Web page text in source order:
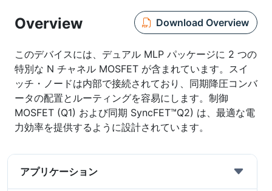
Overview Download Overview
このデバイスには、デュアル MLP パッケージに 2 つの
特別な N チャネル MOSFET が含まれています。スイ
ッチ・ノードは内部で接続されており、同期降圧コンバ
ータの配置とルーティングを容易にします。制御
MOSFET (Q1) および同期 SyncFET™Q2) は、最適な電
力効率を提供するように設計されています。
アプリケーション